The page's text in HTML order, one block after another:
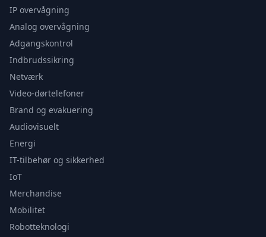
IP overvågning
Analog overvågning
Adgangskontrol
Indbrudssikring
Netværk
Video-dørtelefoner
Brand og evakuering
Audiovisuelt
Energi
IT-tilbehør og sikkerhed
IoT
Merchandise
Mobilitet
Robotteknologi